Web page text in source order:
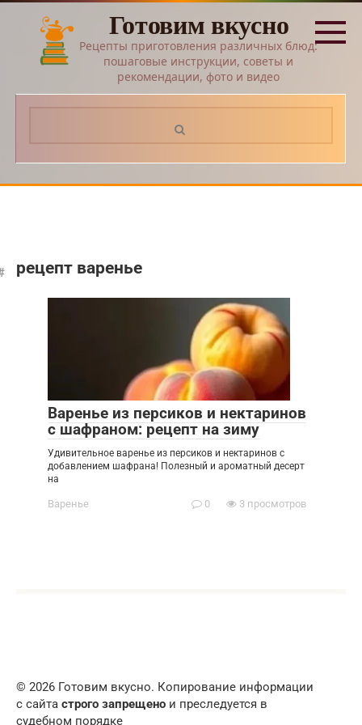
Перейти
контенту
Готовим вкусно
Рецепты приготовления различных блюд:
пошаговые инструкции, советы и
рекомендации, фото и видео
рецепт варенье
Варенье из персиков и нектаринов
с шафраном: рецепт на зиму
Удивительное варенье из персиков и нектаринов с
добавлением шафрана! Полезный и ароматный десерт
на
Варенье 0 3 просмотров
© 2026 Готовим вкусно. Копирование информации
с сайта строго запрещено и преследуется в
судебном порядке